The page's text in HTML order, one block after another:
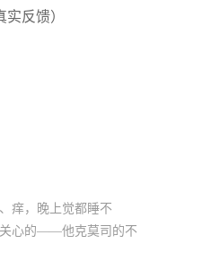
反馈）
痒，晚上觉都睡不
关心的——他克莫司的不